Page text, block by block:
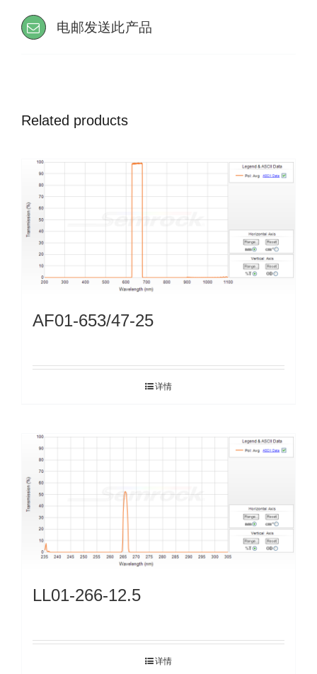
电邮发送此产品
Related products
AF01-653/47-25
详情
LL01-266-12.5
详情